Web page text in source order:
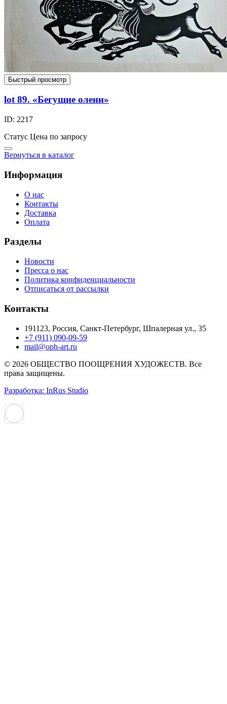
Быстрый просмотр
lot 89. «Бегущие олени»
ID: 2217
Статус Цена по запросу
Вернуться в каталог
Информация
О нас
Контакты
Доставка
Оплата
Разделы
Новости
Пресса о нас
Политика конфиденциальности
Отписаться от рассылки
Контакты
191123, Россия, Санкт-Петербург, Шпалерная ул., 35
+7 (911) 090-09-59
mail@oph-art.ru
© 2026 ОБЩЕСТВО ПООЩРЕНИЯ ХУДОЖЕСТВ. Все
права защищены.
Разработка: InRus Studio